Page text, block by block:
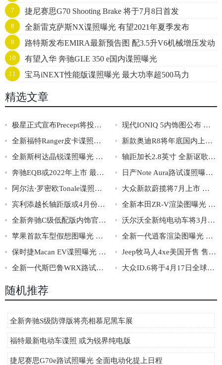
7 捷尼赛思G70 Shooting Brake 将于7月8日首发
8 全新雷克萨斯NX谍照曝光 有望2021年夏季发布
9
路特斯发布EMIRA最新预告图 配3.5升V6机械增压发动
机10 有望入华 奔驰GLE 350 e国内谍照曝光
11 宝马iNEXT性能版谍照曝光 最大功率超500马力
精选文章
极星正式宣布Precept将投入量产
现代IONIQ 5内饰图公布 配可移动中央扶手箱
全新福特Ranger皮卡谍照曝光 将2022年首次亮相
新款奥迪R8将年底国内上市 搭载5.2L V10发动机
全新斯柯达晶锐谍照曝光 提供多种动力可选
轴距加长2.8英寸 全新讴歌MDX首发亮相
奔驰EQB或2022年上市 最大续航有望达480km
日产Note Aura路试谍照曝光 将夏季初发布
阿尔法·罗密欧Tonale谍照曝光 2022年一季度亮相
大众新款蔚揽将7月上市 配2.0T低功率发动机
宾利添越长轴距版或4月份发布 后排或更奢华
全新本田ZR-V渲染图曝光 预计将2021年5月首发
全新奔驰C级低配版内饰官图发布 仪表中控屏都变小了
沃尔沃全新纯电动车将3月2日亮相 或为XC40纯电轿跑版
苹果首款车型假想图曝光 或命名为Apple ONE
全新一代逍客渲染图曝光 搭载全新e-Power混动技术
保时捷Macan EV谍照曝光 或将于2022年亮相
Jeep牧马人4xe美国开售 售价约合31.4-33.8万
全新一代斯巴鲁WRX路试谍照曝光 或年底亮相
大众ID.6将于4月17日全球首秀 上海车展亮相
随机推荐
全新奔驰S级防弹版将亮相慕尼黑车展
福特最新电动车谍照 或为锐界纯电版
捷尼赛思G70e路试照曝光 全面电动化提上日程